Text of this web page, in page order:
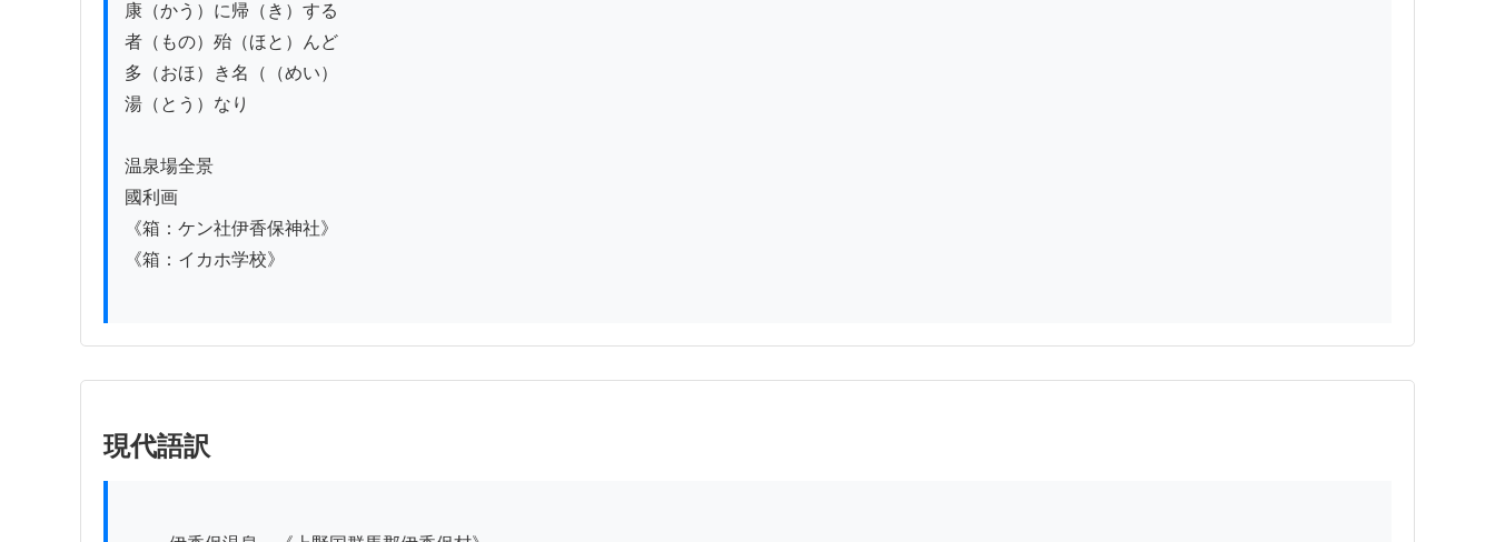
康（かう）に帰（き）する
者（もの）殆（ほと）んど
多（おほ）き名（（めい）
湯（とう）なり
温泉場全景
國利画
《箱：ケン社伊香保神社》
《箱：イカホ学校》
現代語訳